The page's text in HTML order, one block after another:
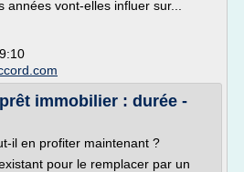
vont-elles influer sur...
immobilier : durée -
il en profiter maintenant ?
pour le remplacer par un